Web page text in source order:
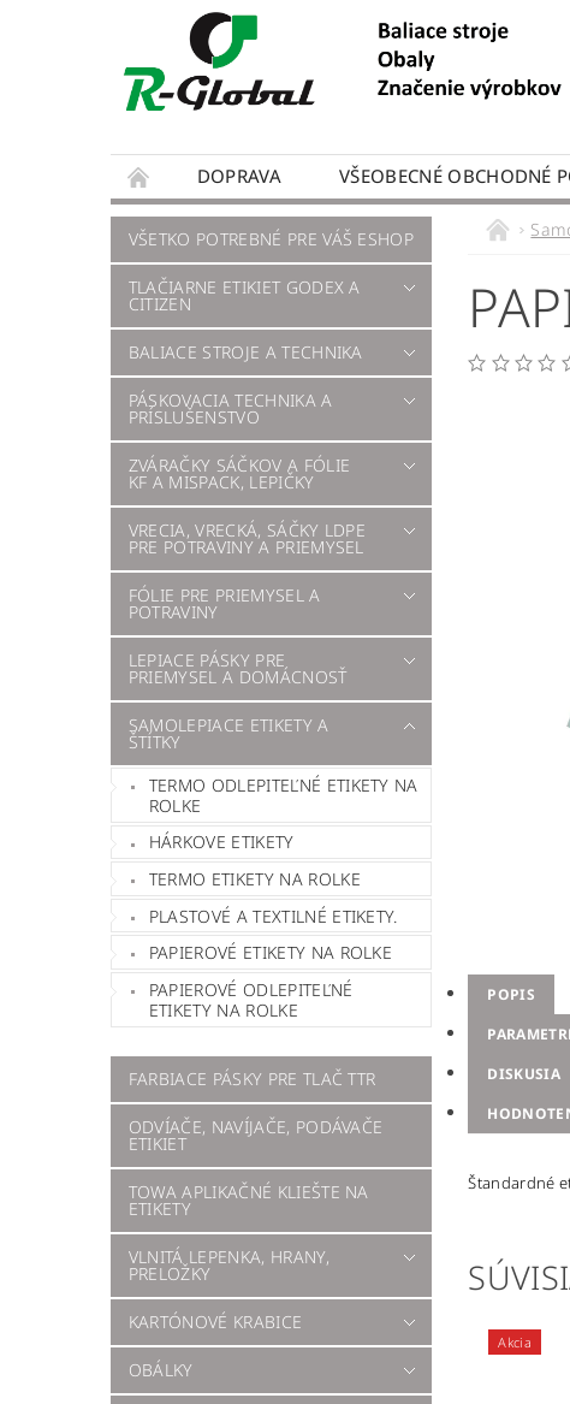
DOPRAVA VŠEOBECNÉ OBCHODNÉ
VŠETKO POTREBNÉ PRE VÁŠ ESHOP
TLAČIARNE ETIKIET GODEX A
CITIZEN
BALIACE STROJE A TECHNIKA
PÁSKOVACIA TECHNIKA A
PRÍSLUŠENSTVO
ZVÁRAČKY SÁČKOV A FÓLIE
KF A MISPACK, LEPIČKY
VRECIA, VRECKÁ, SÁČKY LDPE
PRE POTRAVINY A PRIEMYSEL
FÓLIE PRE PRIEMYSEL A
POTRAVINY
LEPIACE PÁSKY PRE
PRIEMYSEL A DOMÁCNOSŤ
SAMOLEPIACE ETIKETY A
ŠTÍTKY
TERMO ODLEPITEĽNÉ ETIKETY NA
ROLKE
HÁRKOVE ETIKETY
TERMO ETIKETY NA ROLKE
PLASTOVÉ A TEXTILNÉ ETIKETY.
PAPIEROVÉ ETIKETY NA ROLKE
PAPIEROVÉ ODLEPITEĽNÉ
ETIKETY NA ROLKE
FARBIACE PÁSKY PRE TLAČ TTR
ODVÍAČE, NAVÍJAČE, PODÁVAČE
ETIKIET
TOWA APLIKAČNÉ KLIEŠTE NA
ETIKETY
VLNITÁ LEPENKA, HRANY,
PRELOŽKY
KARTÓNOVÉ KRABICE
OBÁLKY
POPIS
DISKUSIA
Štandardné
Akcia